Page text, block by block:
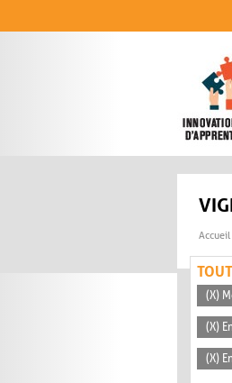
Accueil
(X)
(X)
(X)